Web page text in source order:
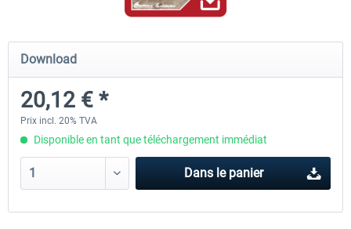
Mega Airport Frankfurt V2.0
30,20 € *
Mega Airport Berlin
Download
20,12 € *
Prix incl. 20% TVA
Disponible en tant que téléchargement immédiat
Dans le panier